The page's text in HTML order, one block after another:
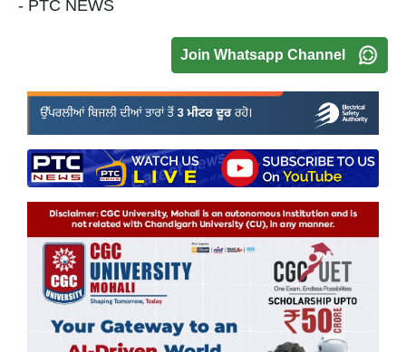
- PTC NEWS
Join Whatsapp Channel